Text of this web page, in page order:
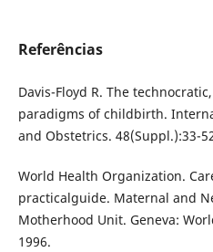
Referências
Davis-Floyd R. The
paradigms of childbirth.
and Obstetrics. 48(Suppl.):33-
World Health Organization.
practicalguide. Maternal and
Motherhood Unit. Geneva:
1996.